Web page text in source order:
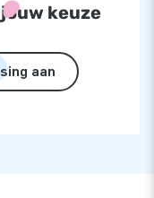
keuze
aan